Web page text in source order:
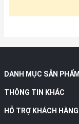
DANH MỤC SẢN PHẨM
THÔNG TIN KHÁC
HỖ TRỢ KHÁCH HÀNG